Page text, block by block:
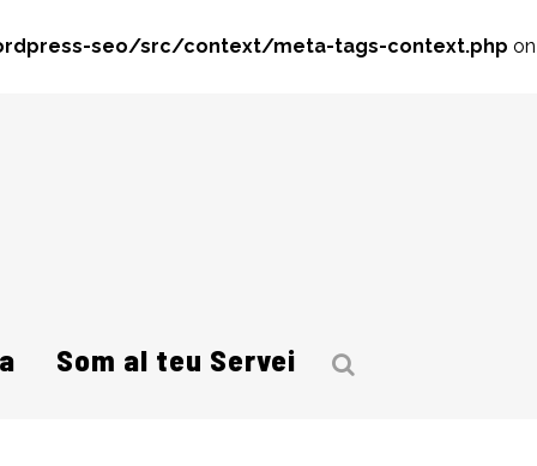
seo/src/context/meta-tags-context.php on
Som al teu Servei